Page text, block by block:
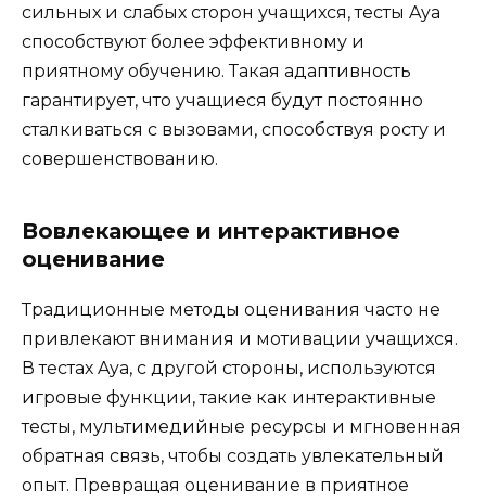
сильных и слабых сторон учащихся, тесты Aya
способствуют более эффективному и
приятному обучению. Такая адаптивность
гарантирует, что учащиеся будут постоянно
сталкиваться с вызовами, способствуя росту и
совершенствованию.
Вовлекающее и интерактивное
оценивание
Традиционные методы оценивания часто не
привлекают внимания и мотивации учащихся.
В тестах Aya, с другой стороны, используются
игровые функции, такие как интерактивные
тесты, мультимедийные ресурсы и мгновенная
обратная связь, чтобы создать увлекательный
опыт. Превращая оценивание в приятное